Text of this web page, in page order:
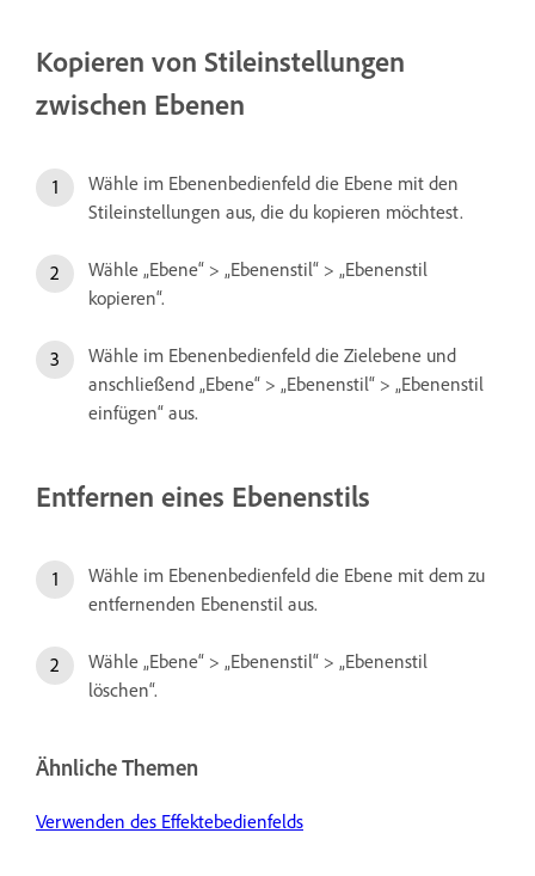
Kopieren von Stileinstellungen
zwischen Ebenen
Wähle im Ebenenbedienfeld die Ebene mit den
Stileinstellungen aus, die du kopieren möchtest.
Wähle „Ebene“ > „Ebenenstil“ > „Ebenenstil
kopieren“.
Wähle im Ebenenbedienfeld die Zielebene und
anschließend „Ebene“ > „Ebenenstil“ > „Ebenenstil
einfügen“ aus.
Entfernen eines Ebenenstils
Wähle im Ebenenbedienfeld die Ebene mit dem zu
entfernenden Ebenenstil aus.
Wähle „Ebene“ > „Ebenenstil“ > „Ebenenstil
löschen“.
Ähnliche Themen
Verwenden des Effektebedienfelds